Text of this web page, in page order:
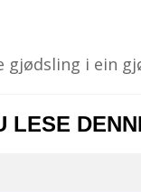
gjødsling i ein
LESE